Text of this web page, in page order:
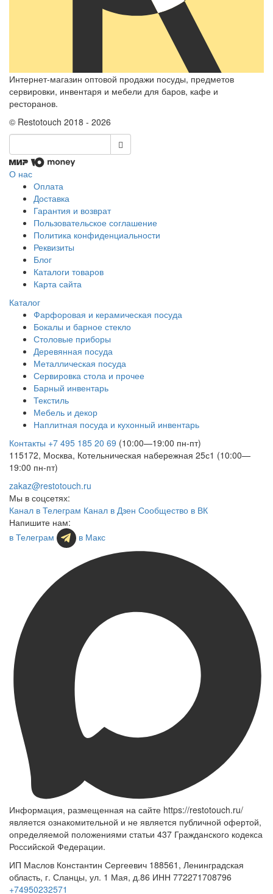
Интернет-магазин оптовой продажи посуды, предметов
сервировки, инвентаря и мебели для баров, кафе и
ресторанов.
© Restotouch 2018 - 2026
О нас
Оплата
Доставка
Гарантия и возврат
Пользовательское соглашение
Политика конфиденциальности
Реквизиты
Блог
Каталоги товаров
Карта сайта
Каталог
Фарфоровая и керамическая посуда
Бокалы и барное стекло
Столовые приборы
Деревянная посуда
Металлическая посуда
Сервировка стола и прочее
Барный инвентарь
Текстиль
Мебель и декор
Наплитная посуда и кухонный инвентарь
Контакты +7 495 185 20 69 (10:00—19:00 пн-пт)
115172, Москва, Котельническая набережная 25с1 (10:00—
19:00 пн-пт)
zakaz@restotouch.ru
Мы в соцсетях:
Канал в Телеграм Канал в Дзен Сообщество в ВК
Напишите нам:
в Телеграм
в Макс
Информация, размещенная на сайте https://restotouch.ru/
является ознакомительной и не является публичной офертой,
определяемой положениями статьи 437 Гражданского кодекса
Российской Федерации.
ИП Маслов Константин Сергеевич 188561, Ленинградская
область, г. Сланцы, ул. 1 Мая, д.86 ИНН 772271708796
+74950232571